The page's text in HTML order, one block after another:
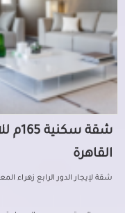
شقة
القاهرة
شقة لإيجار الدور الرابع زهراء